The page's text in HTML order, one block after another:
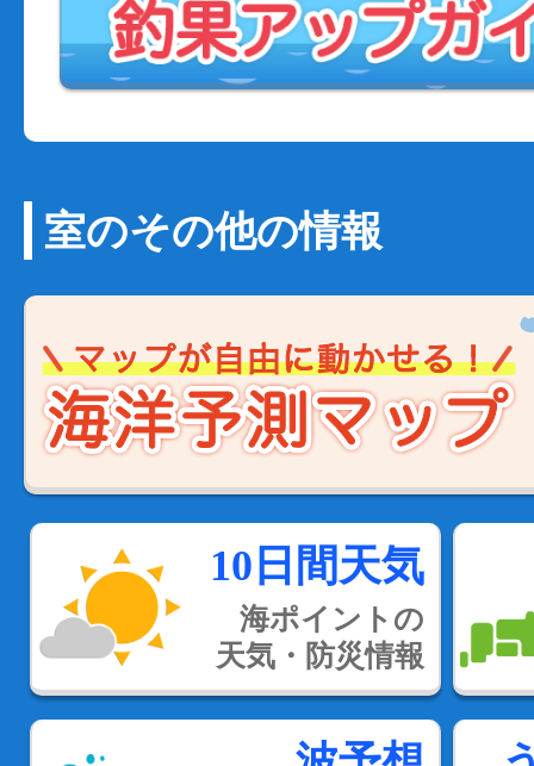
室のその他の情報
10日間天気
海ポイントの
天気・防災情報